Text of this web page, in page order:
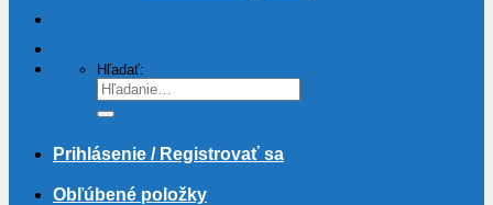
Hľadať:
Prihlásenie / Registrovať sa
Obľúbené položky